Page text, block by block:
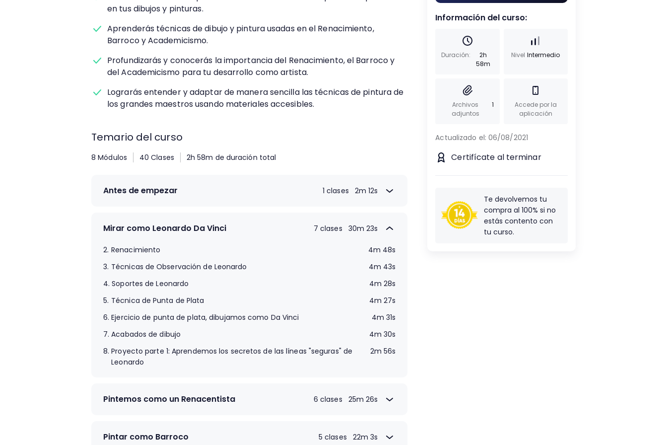
en tus dibujos y pinturas.
Aprenderás técnicas de dibujo y pintura usadas en el Renacimiento,
Barroco y Academicismo.
Profundizarás y conocerás la importancia del Renacimiento, el Barroco y
del Academicismo para tu desarrollo como artista.
Lograrás entender y adaptar de manera sencilla las técnicas de pintura de
los grandes maestros usando materiales accesibles.
Temario del curso
8 Módulos 40 Clases 2h 58m de duración total
Antes de empezar 1 clases
2m 12s
Mirar como Leonardo Da Vinci 7 clases 30m 23s
2. Renacimiento
4m 48s
3. Técnicas de Observación de Leonardo
4m 43s
4. Soportes de Leonardo
4m 28s
5. Técnica de Punta de Plata
4m 27s
6. Ejercicio de punta de plata, dibujamos como Da Vinci
4m 31s
7. Acabados de dibujo
4m 30s
8. Proyecto parte 1: Aprendemos los secretos de las líneas "seguras" de
Leonardo
2m 56s
Pintemos como un Renacentista 6 clases
25m 26s
Pintar como Barroco 5 clases
22m 3s
Información del curso:
Duración:
2h
58m
Nivel Intermedio
Archivos
adjuntos
1
Accede por la
aplicación
Actualizado el: 06/08/2021
Certifícate al terminar
Te devolvemos tu
compra al 100% si no
estás contento con
tu curso.